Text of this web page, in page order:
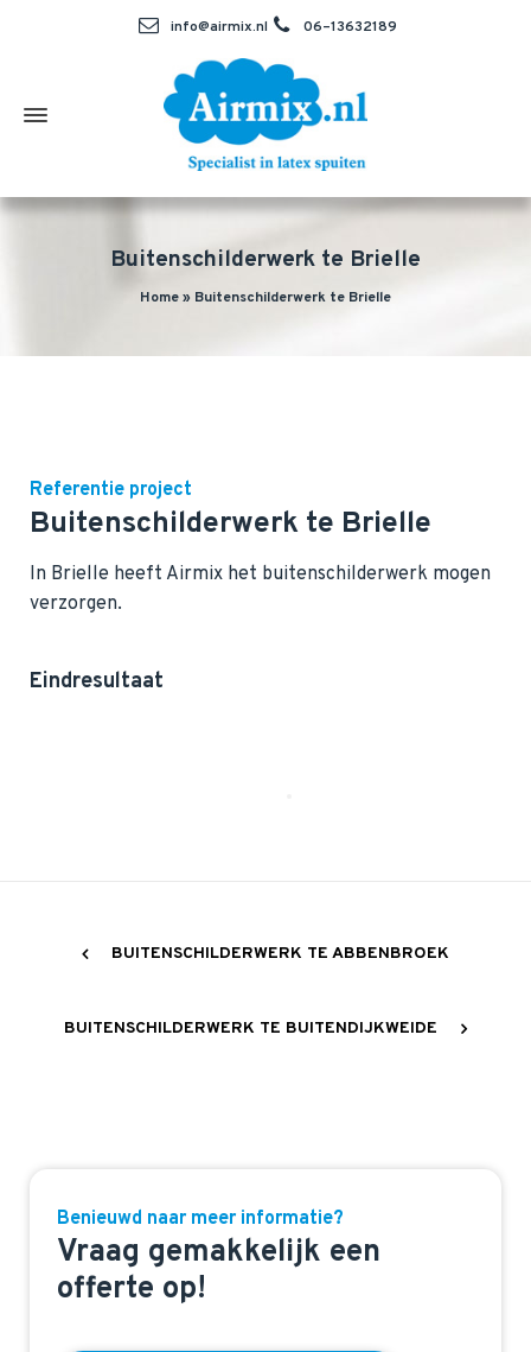
info@airmix.nl 06–13632189
Buitenschilderwerk te Brielle
Home» Buitenschilderwerk te Brielle
Referentie project
Buitenschilderwerk te Brielle
In Brielle heeft Airmix het buitenschilderwerk mogen
verzorgen.
Eindresultaat
Benieuwd naar meer informatie?
Vraag gemakkelijk een
offerte op!
BUITENSCHILDERWERK TE ABBENBROEK
BUITENSCHILDERWERK TE BUITENDIJKWEIDE